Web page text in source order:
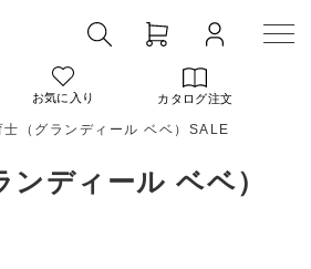
お気に入り カタログ注文
士（グランディール ベベ）SALE
ンディール ベベ）